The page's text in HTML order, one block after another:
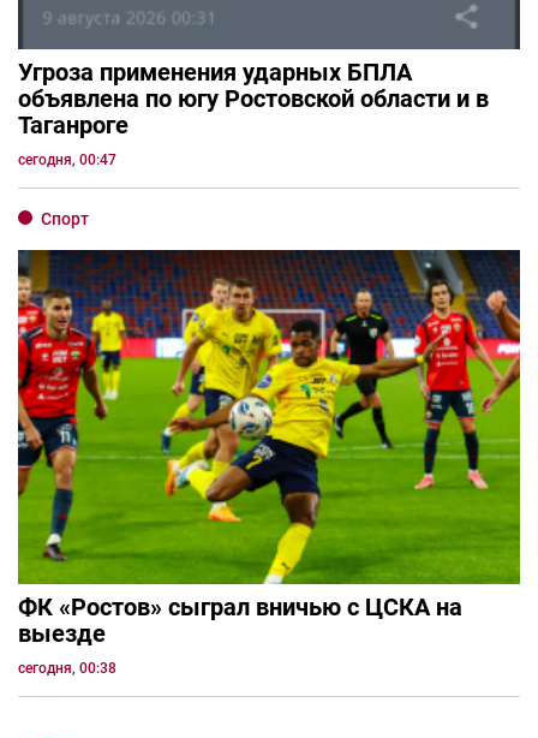
Угроза применения ударных БПЛА
объявлена по югу Ростовской области и в
Таганроге
сегодня, 00:47
Спорт
ФК «Ростов» сыграл вничью с ЦСКА на
выезде
сегодня, 00:38